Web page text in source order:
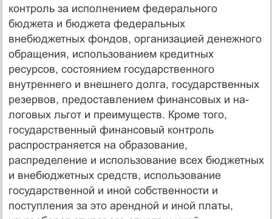
контроль за исполне­нием федерального
бюджета и бюджета федеральных
внебюджетных фондов, организацией денежного
обращения, использованием кредит­ных
ресурсов, состоянием государственного
внутреннего и внешнего долга, государственных
резервов, предоставлением финансовых и на­
логовых льгот и преимуществ. Кроме того,
государственный финансовый контроль
распространяется на образование,
распределение и использование всех бюджетных
и внебюджетных средств, использование
государственной и иной собственности и
поступления за это арендной и иной платы,